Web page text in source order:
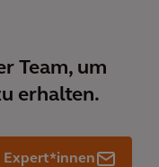
Team, um
erhalten.
Expert*innen